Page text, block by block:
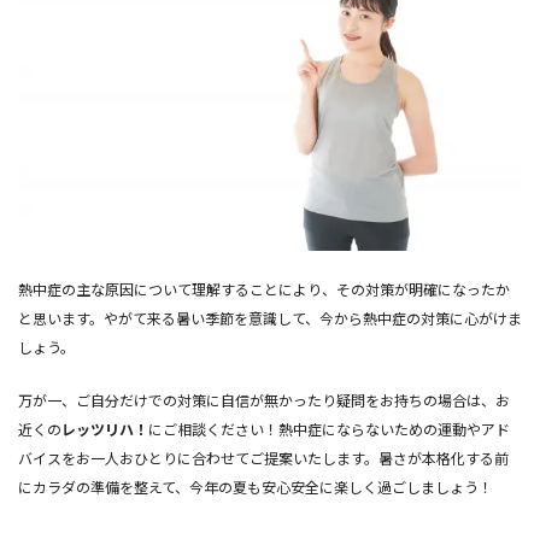
熱中症の主な原因について理解することにより、その対策が明確になったか
と思います。やがて来る暑い季節を意識して、今から熱中症の対策に心がけま
しょう。
万が一、ご自分だけでの対策に自信が無かったり疑問をお持ちの場合は、お
近くのレッツリハ！ にご相談ください！熱中症にならないための運動やアド
バイスをお一人おひとりに合わせてご提案いたします。暑さが本格化する前
にカラダの準備を整えて、今年の夏も安心安全に楽しく過ごしましょう！